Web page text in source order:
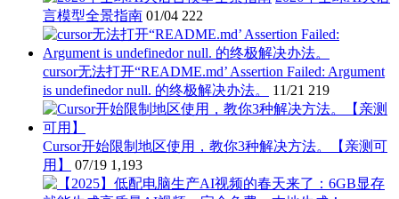
言模型全景指南 01/04 222
cursor无法打开“README.md’ Assertion Failed: Argument
is undefinedor null. 的终极解决办法。
11/21 219
Cursor开始限制地区使用，教你3种解决方法。【亲测可
用】
07/19 1,193